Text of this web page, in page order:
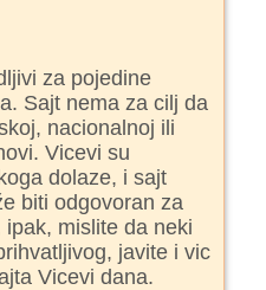
za pojedine
Sajt nema za cilj da
nacionalnoj ili
Vicevi su
dolaze, i sajt
biti odgovoran za
mislite da neki
javite i vic
Vicevi dana.